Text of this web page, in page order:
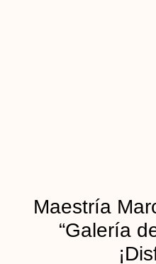
Maestría
“Galería